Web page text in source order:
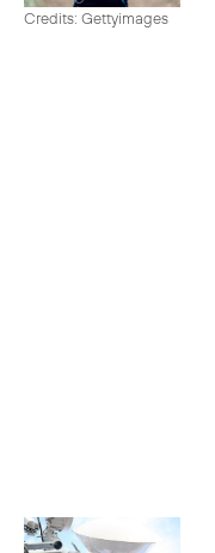
Credits: Gettyimages